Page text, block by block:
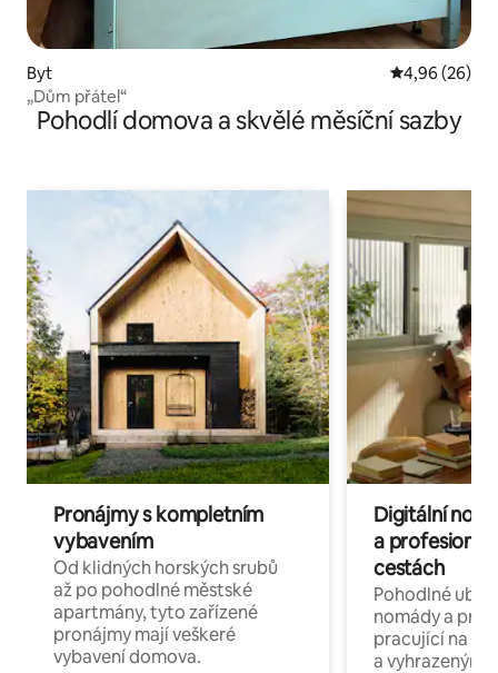
Byt Průměrné
4,96 (26)
„Dům přátel“
Pohodlí domova a skvělé měsíční sazby
Pronájmy s kompletním
vybavením
Od klidných horských srubů
až po pohodlné městské
apartmány, tyto zařízené
pronájmy mají veškeré
vybavení domova.
Digitální
a
cestách
Pohodlné
nomády a
pracující na
a vyhrazenými